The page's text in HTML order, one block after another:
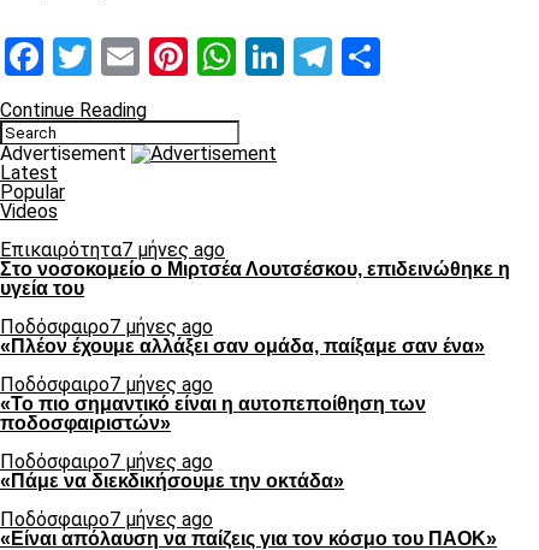
Facebook
Twitter
EmailPinterest
WhatsApp
LinkedIn
Telegram
Continue Reading
Advertisement
Latest
Popular
Videos
Επικαιρότητα7 μήνες ago
Στο νοσοκομείο ο Μιρτσέα Λουτσέσκου, επιδεινώθηκε η
υγεία του
Ποδόσφαιρο7 μήνες ago
«Πλέον έχουμε αλλάξει σαν ομάδα, παίξαμε σαν ένα»
Ποδόσφαιρο7 μήνες ago
«Το πιο σημαντικό είναι η αυτοπεποίθηση των
ποδοσφαιριστών»
Ποδόσφαιρο7 μήνες ago
«Πάμε να διεκδικήσουμε την οκτάδα»
Ποδόσφαιρο7 μήνες ago
«Είναι απόλαυση να παίζεις για τον κόσμο του ΠΑΟΚ»